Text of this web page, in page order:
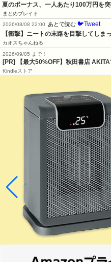
夏のボーナス、一人あたり100万円を
まとめブレイド
2026/08/08 22:00
あとで読む 🐦Tweet
【衝撃】ニートの末路を目撃してしま
カオスちゃんねる
2026/09/05 まで！
[PR] 【最大50%OFF】秋田書店
Kindleストア